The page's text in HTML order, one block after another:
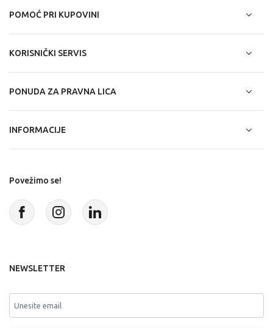
POMOĆ PRI KUPOVINI
KORISNIČKI SERVIS
PONUDA ZA PRAVNA LICA
INFORMACIJE
Povežimo se!
NEWSLETTER